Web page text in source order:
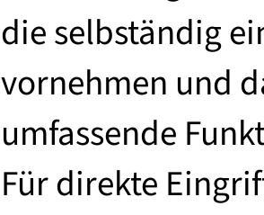
die selbständig
vornehmen und
umfassende
Für direkte